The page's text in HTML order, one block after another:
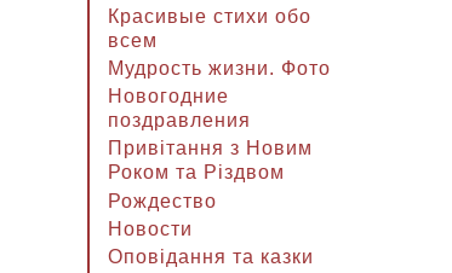
Красивые стихи обо
всем
Мудрость жизни. Фото
Новогодние
поздравления
Привітання з Новим
Роком та Різдвом
Рождество
Новости
Оповідання та казки